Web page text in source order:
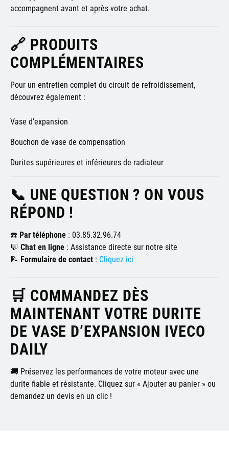
accompagnent avant et après votre achat.
🔗 PRODUITS
COMPLÉMENTAIRES
Pour un entretien complet du circuit de refroidissement,
découvrez également :
Vase d’expansion
Bouchon de vase de compensation
Durites supérieures et inférieures de radiateur
📞 UNE QUESTION ? ON VOUS
RÉPOND !
☎️ Par téléphone : 03.85.32.96.74
💬 Chat en ligne : Assistance directe sur notre site
📝 Formulaire de contact : Cliquez ici
🛒 COMMANDEZ DÈS
MAINTENANT VOTRE DURITE
DE VASE D’EXPANSION IVECO
DAILY
🚚 Préservez les performances de votre moteur avec une
durite fiable et résistante. Cliquez sur « Ajouter au panier » ou
demandez un devis en un clic !